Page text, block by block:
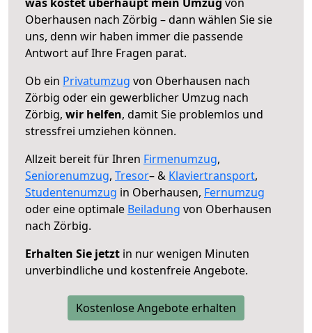
Oberhausen nach Zörbig – dann wählen Sie sie
uns, denn wir haben immer die passende
Antwort auf Ihre Fragen parat.
Ob ein Privatumzug von Oberhausen nach
Zörbig oder ein gewerblicher Umzug nach
Zörbig, wir helfen, damit Sie problemlos und
stressfrei umziehen können.
Allzeit bereit für Ihren Firmenumzug,
Seniorenumzug, Tresor– & Klaviertransport,
Studentenumzug in Oberhausen, Fernumzug
oder eine optimale Beiladung von Oberhausen
nach Zörbig.
Erhalten Sie jetzt in nur wenigen Minuten
unverbindliche und kostenfreie Angebote.
Kostenlose Angebote erhalten